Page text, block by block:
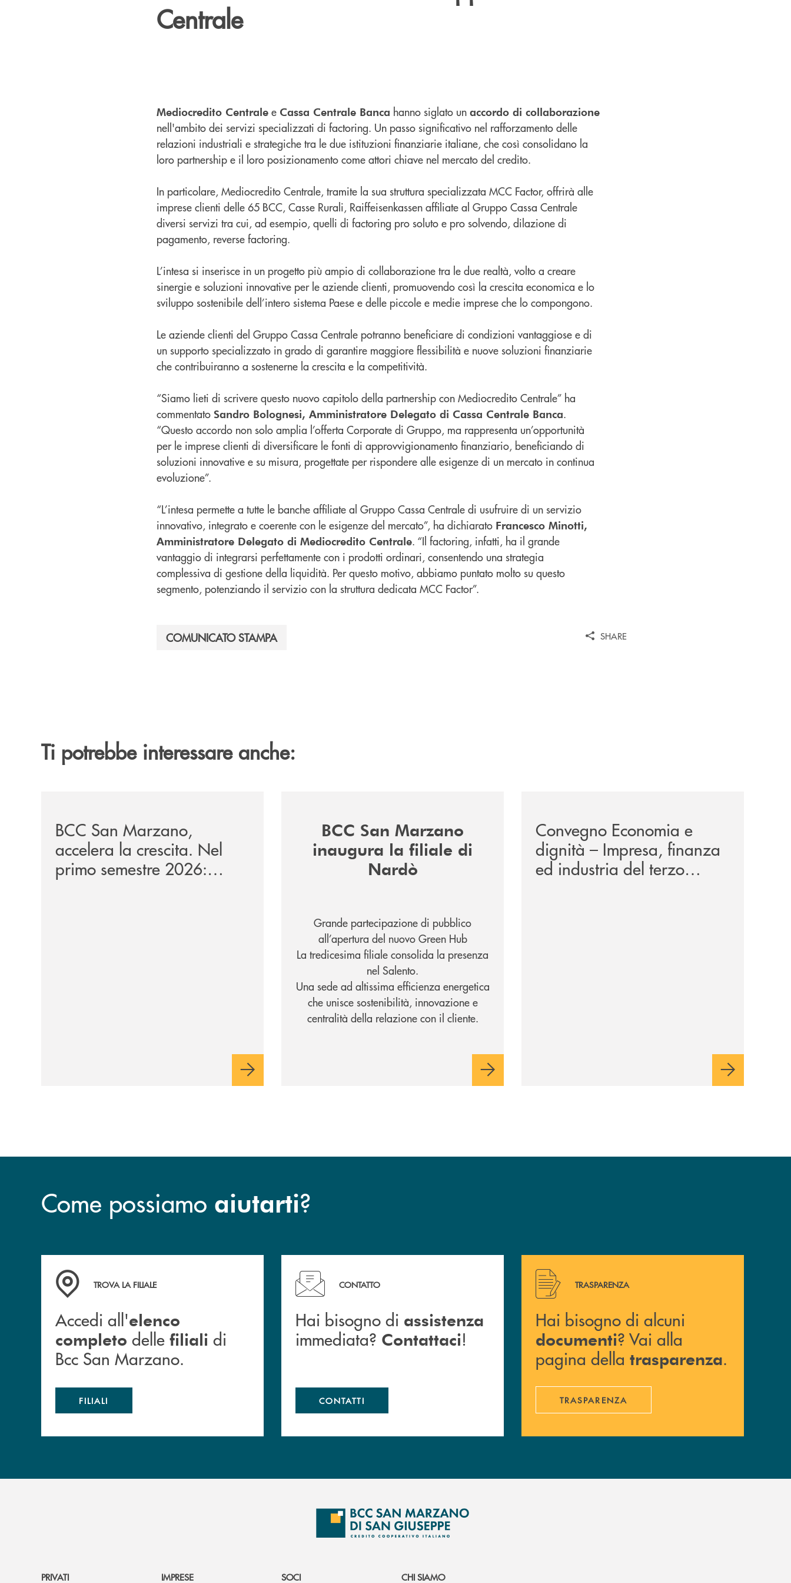
Centrale
Mediocredito Centrale e Cassa Centrale Banca hanno siglato un accordo di collaborazione
nell'ambito dei servizi specializzati di factoring. Un passo significativo nel rafforzamento delle
relazioni industriali e strategiche tra le due istituzioni finanziarie italiane, che così consolidano la
loro partnership e il loro posizionamento come attori chiave nel mercato del credito.
In particolare, Mediocredito Centrale, tramite la sua struttura specializzata MCC Factor, offrirà alle
imprese clienti delle 65 BCC, Casse Rurali, Raiffeisenkassen affiliate al Gruppo Cassa Centrale
diversi servizi tra cui, ad esempio, quelli di factoring pro soluto e pro solvendo, dilazione di
pagamento, reverse factoring.
L’intesa si inserisce in un progetto più ampio di collaborazione tra le due realtà, volto a creare
sinergie e soluzioni innovative per le aziende clienti, promuovendo così la crescita economica e lo
sviluppo sostenibile dell’intero sistema Paese e delle piccole e medie imprese che lo compongono.
Le aziende clienti del Gruppo Cassa Centrale potranno beneficiare di condizioni vantaggiose e di
un supporto specializzato in grado di garantire maggiore flessibilità e nuove soluzioni finanziarie
che contribuiranno a sostenerne la crescita e la competitività.
“Siamo lieti di scrivere questo nuovo capitolo della partnership con Mediocredito Centrale” ha
commentato Sandro Bolognesi, Amministratore Delegato di Cassa Centrale Banca.
“Questo accordo non solo amplia l’offerta Corporate di Gruppo, ma rappresenta un’opportunità
per le imprese clienti di diversificare le fonti di approvvigionamento finanziario, beneficiando di
soluzioni innovative e su misura, progettate per rispondere alle esigenze di un mercato in continua
evoluzione”.
“L’intesa permette a tutte le banche affiliate al Gruppo Cassa Centrale di usufruire di un servizio
innovativo, integrato e coerente con le esigenze del mercato”, ha dichiarato Francesco Minotti,
Amministratore Delegato di Mediocredito Centrale. “Il factoring, infatti, ha il grande
vantaggio di integrarsi perfettamente con i prodotti ordinari, consentendo una strategia
complessiva di gestione della liquidità. Per questo motivo, abbiamo puntato molto su questo
segmento, potenziando il servizio con la struttura dedicata MCC Factor”.
COMUNICATO STAMPA SHARE
Ti potrebbe interessare anche:
BCC San Marzano,
accelera la crescita. Nel
primo semestre 2026:
raccolta oltre 1,08 miliardi,
BCC San Marzano
inaugura la filiale di
Nardò
Grande partecipazione di pubblico
all’apertura del nuovo Green Hub
La tredicesima filiale consolida la presenza
nel Salento.
Una sede ad altissima efficienza energetica
che unisce sostenibilità, innovazione e
centralità della relazione con il cliente.
Convegno Economia e
dignità – Impresa, finanza
ed industria del terzo
Come possiamo aiutarti?
Accedi all' elenco completo delle filiali di Bcc San Marzano.
TROVA LA FILIALE
Accedi all'elenco
completo delle filiali di
Bcc San Marzano.
FILIALI
Hai bisogno di assistenza immediata? Contattaci !
CONTATTO
Hai bisogno di assistenza
immediata? Contattaci!
CONTATTI
Hai bisogno di alcuni documenti ? Vai alla pagina della
TRASPARENZA
Hai bisogno di alcuni
documenti? Vai alla
pagina della trasparenza.
TRASPARENZA
PRIVATI
IMPRESE
SOCI
CHI SIAMO